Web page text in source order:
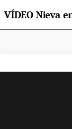
VÍDEO Nieva